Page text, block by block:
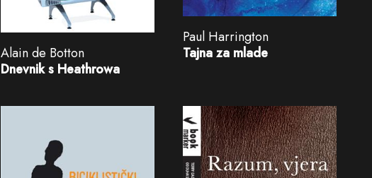
Alain de Botton
Dnevnik s Heathrowa
Paul Harrington
Tajna za mlade